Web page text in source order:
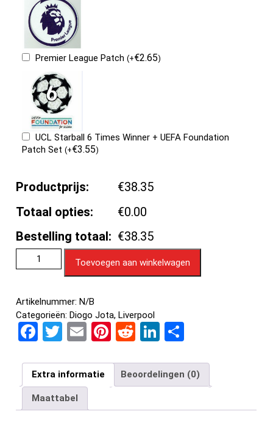
Premier League Patch(+€2.65)
UCL Starball 6 Times Winner + UEFA Foundation
Patch Set(+€3.55)
Productprijs:
€38.35
Totaal opties:
€0.00
Bestelling totaal: €38.35
Toevoegen aan winkelwagen
Artikelnummer:N/B
Categorieën:Diogo Jota,Liverpool
F
ce
b
o
T
tt
er
E
ail
Pi
er
es
t
R
d
di
t
Li
ke
dI
n
e
n
Extra informatie Beoordelingen (0)
Maattabel